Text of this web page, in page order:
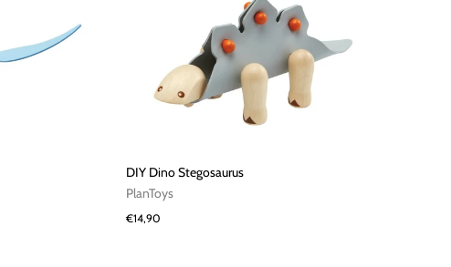
DIY Dino Stegosaurus
PlanToys
€14,90